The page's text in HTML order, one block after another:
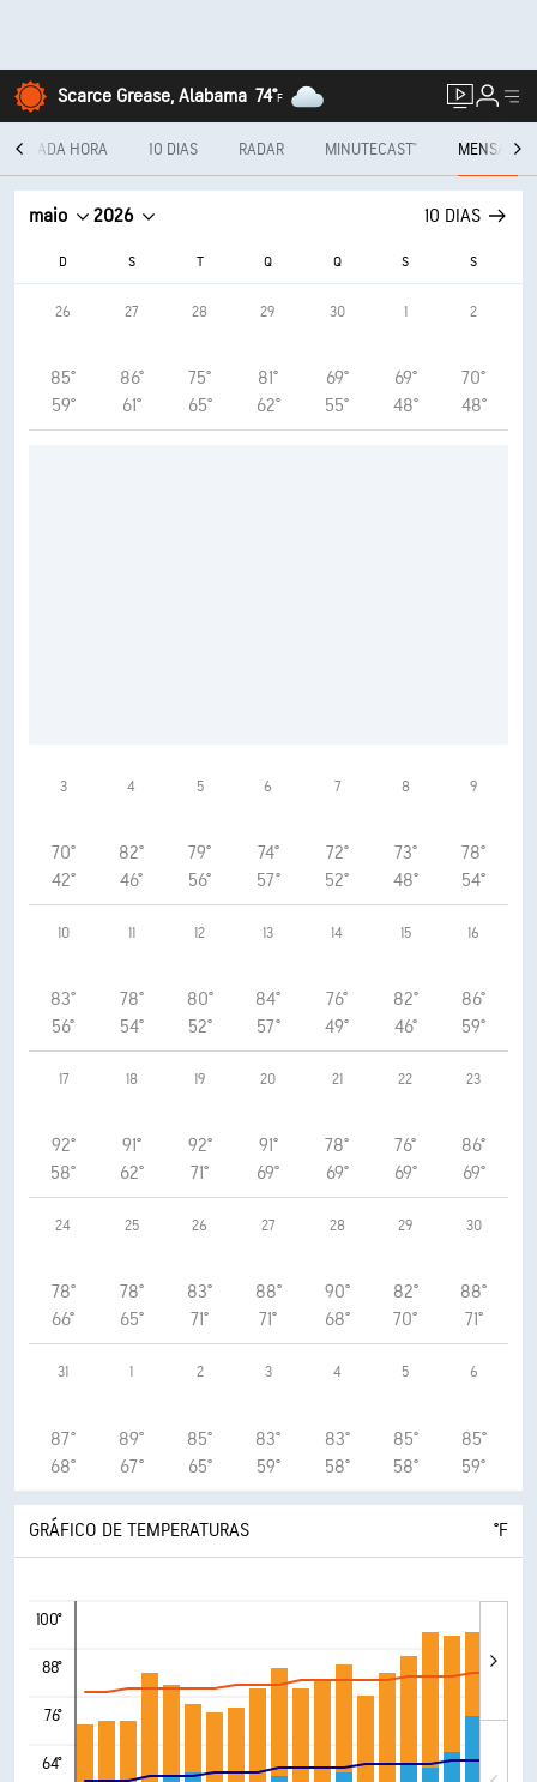
Scarce Grease, Alabama 74°F
A CADA HORA 10 DIAS RADAR MINUTECAST® MENSAL
maio 2026 10 DIAS
D S T Q Q S S
26
85°
59°
27
86°
61°
28
75°
65°
29
81°
62°
30
69°
55°
1
69°
48°
2
70°
48°
3
70°
42°
4
82°
46°
5
79°
56°
6
74°
57°
7
72°
52°
8
73°
48°
9
78°
54°
10
83°
56°
11
78°
54°
12
80°
52°
13
84°
57°
14
76°
49°
15
82°
46°
16
86°
59°
17
92°
58°
18
91°
62°
19
92°
71°
20
91°
69°
21
78°
69°
22
76°
69°
23
86°
69°
24
78°
66°
25
78°
65°
26
83°
71°
27
88°
71°
28
90°
68°
29
82°
70°
30
88°
71°
31
87°
68°
1
89°
67°
2
85°
65°
3
83°
59°
4
83°
58°
5
85°
58°
6
85°
59°
GRÁFICO DE TEMPERATURAS °F
100°
88°
76°
64°